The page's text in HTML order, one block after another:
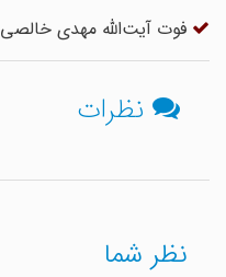
فوت آیت‌الله مهدی خالصی
نظرات
نظر شما